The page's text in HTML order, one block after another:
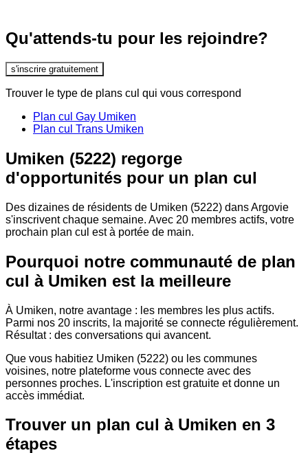
Qu'attends-tu pour les rejoindre?
s'inscrire gratuitement
Trouver le type de plans cul qui vous correspond
Plan cul Gay Umiken
Plan cul Trans Umiken
Umiken (5222) regorge
d'opportunités pour un plan cul
Des dizaines de résidents de Umiken (5222) dans Argovie
s'inscrivent chaque semaine. Avec 20 membres actifs, votre
prochain plan cul est à portée de main.
Pourquoi notre communauté de plan
cul à Umiken est la meilleure
À Umiken, notre avantage : les membres les plus actifs.
Parmi nos 20 inscrits, la majorité se connecte régulièrement.
Résultat : des conversations qui avancent.
Que vous habitiez Umiken (5222) ou les communes
voisines, notre plateforme vous connecte avec des
personnes proches. L'inscription est gratuite et donne un
accès immédiat.
Trouver un plan cul à Umiken en 3
étapes